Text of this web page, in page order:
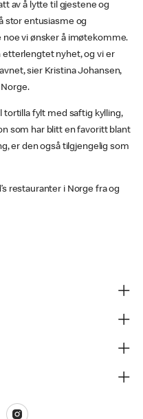
av å lytte til gjestene og
stor entusiasme og
vi ønsker å imøtekomme.
etterlengtet nyhet, og vi er
sier Kristina Johansen,
tortilla fylt med saftig kylling,
som har blitt en favoritt blant
er den også tilgjengelig som
restauranter i Norge fra og